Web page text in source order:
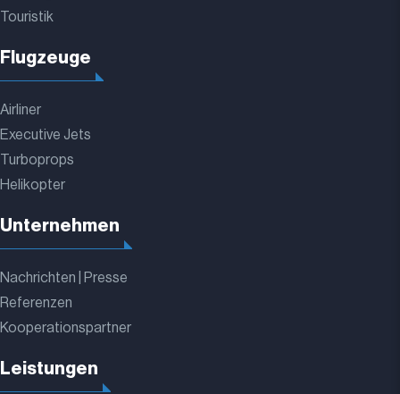
Touristik
Flugzeuge
Airliner
Executive Jets
Turboprops
Helikopter
Unternehmen
Nachrichten | Presse
Referenzen
Kooperationspartner
Leistungen